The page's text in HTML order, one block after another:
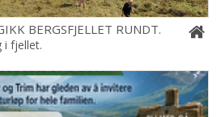
BERGSFJELLET RUNDT.
i fjellet.